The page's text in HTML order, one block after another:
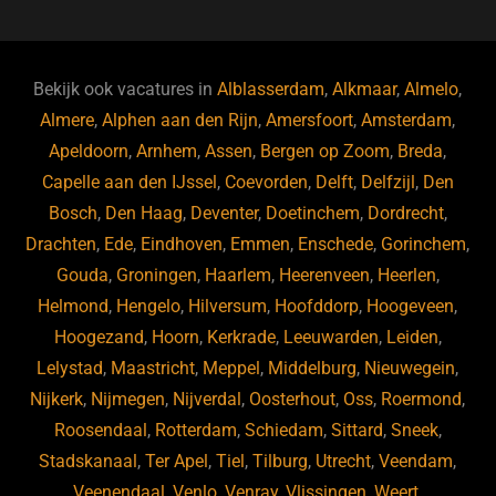
b
o
o
k
ky dI
n
Bekijk ook vacatures inAlblasserdam,Alkmaar,Almelo,
Almere,Alphen aan den Rijn,Amersfoort,Amsterdam,
Apeldoorn,Arnhem,Assen, Bergen op Zoom, Breda,
Capelle aan den IJssel, Coevorden, Delft, Delfzijl, Den
Bosch, Den Haag, Deventer, Doetinchem, Dordrecht,
Drachten, Ede, Eindhoven, Emmen, Enschede, Gorinchem,
Gouda, Groningen, Haarlem, Heerenveen, Heerlen,
Helmond, Hengelo, Hilversum, Hoofddorp, Hoogeveen,
Hoogezand, Hoorn, Kerkrade, Leeuwarden, Leiden,
Lelystad, Maastricht, Meppel, Middelburg, Nieuwegein,
Nijkerk, Nijmegen, Nijverdal, Oosterhout, Oss, Roermond,
Roosendaal, Rotterdam, Schiedam, Sittard, Sneek,
Stadskanaal,Ter Apel,Tiel,Tilburg, Utrecht,Veendam,